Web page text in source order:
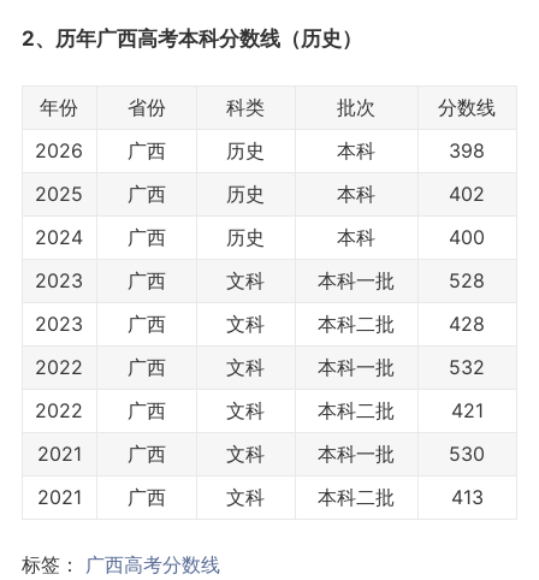
2、历年广西高考本科分数线（历史）
年份 省份 科类 批次
分数线
2026
广西 历史 本科
398
2025
广西 历史 本科
402
2024
广西 历史 本科
400
2023
广西 文科 本科一批
528
2023
广西 文科 本科二批
428
2022
广西 文科 本科一批
532
2022
广西 文科 本科二批
421
2021
广西 文科 本科一批
530
2021
广西 文科 本科二批 413
标签： 广西高考分数线